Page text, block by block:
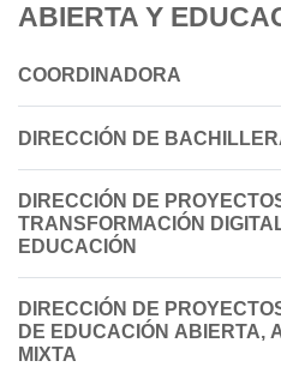
ABIERTA Y
COORDINADORA
DIRECCIÓN DE
DIRECCIÓN DE
TRANSFORMACIÓN
EDUCACIÓN
DIRECCIÓN DE
DE EDUCACIÓN ABIERTA,
MIXTA